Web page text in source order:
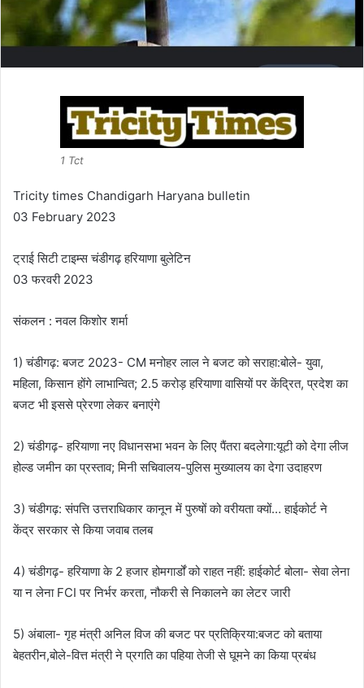
1 Tct
Tricity times Chandigarh Haryana bulletin
03 February 2023
ट्राई सिटी टाइम्स चंडीगढ़ हरियाणा बुलेटिन
03 फरवरी 2023
संकलन : नवल किशोर शर्मा
1) चंडीगढ़: बजट 2023- CM मनोहर लाल ने बजट को सराहा:बोले- युवा,
महिला, किसान होंगे लाभान्वित; 2.5 करोड़ हरियाणा वासियों पर केंद्रित, प्रदेश का
बजट भी इससे प्रेरणा लेकर बनाएंगे
2) चंडीगढ़- हरियाणा नए विधानसभा भवन के लिए पैंतरा बदलेगा:यूटी को देगा लीज
होल्ड जमीन का प्रस्ताव; मिनी सचिवालय-पुलिस मुख्यालय का देगा उदाहरण
3) चंडीगढ़: संपत्ति उत्तराधिकार कानून में पुरुषों को वरीयता क्यों… हाईकोर्ट ने
केंद्र सरकार से किया जवाब तलब
4) चंडीगढ़- हरियाणा के 2 हजार होमगार्डों को राहत नहीं: हाईकोर्ट बोला- सेवा लेना
या न लेना FCI पर निर्भर करता, नौकरी से निकालने का लेटर जारी
5) अंबाला- गृह मंत्री अनिल विज की बजट पर प्रतिक्रिया:बजट को बताया
बेहतरीन,बोले-वित्त मंत्री ने प्रगति का पहिया तेजी से घूमने का किया प्रबंध